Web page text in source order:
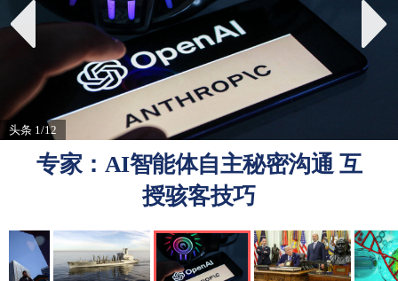
新
网
头条 1/12
专家：AI智能体自主秘密沟通 互
授骇客技巧